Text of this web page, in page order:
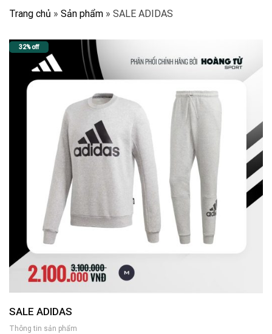
Trang chủ » Sản phẩm » SALE ADIDAS
32% off
SALE ADIDAS
Thông tin sản phẩm